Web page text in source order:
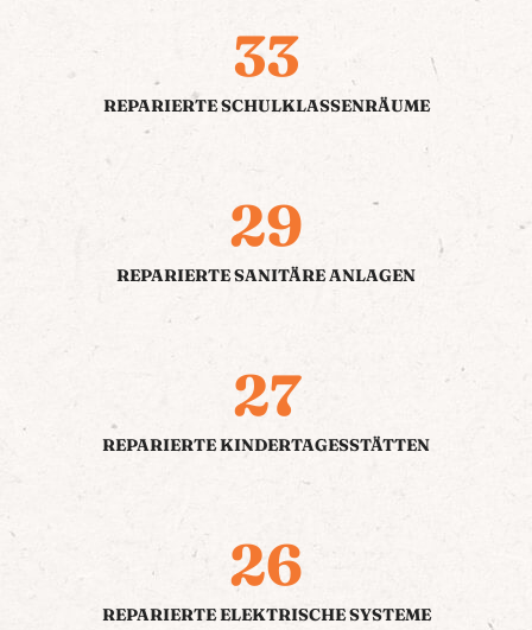
33
REPARIERTE SCHULKLASSENRÄUME
29
REPARIERTE SANITÄRE ANLAGEN
27
REPARIERTE KINDERTAGESSTÄTTEN
26
REPARIERTE ELEKTRISCHE SYSTEME